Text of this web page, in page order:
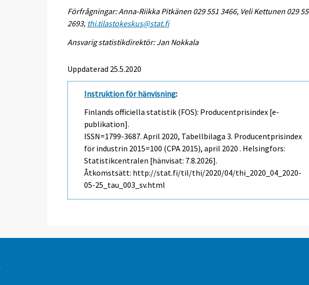
Förfrågningar: Anna-Riikka Pitkänen 029 551 3466, Veli Kettunen 029
2693, thi.tilastokeskus@stat.fi
Ansvarig statistikdirektör: Jan Nokkala
Uppdaterad 25.5.2020
Instruktion för hänvisning:
Finlands officiella statistik (FOS): Producentprisindex [e-
publikation].
ISSN=1799-3687.April 2020, Tabellbilaga 3. Producentprisindex
för industrin 2015=100 (CPA 2015), april 2020 . Helsingfors:
Statistikcentralen [hänvisat: 7.8.2026].
Åtkomstsätt: http://stat.fi/til/thi/2020/04/thi_2020_04_2020-
05-25_tau_003_sv.html